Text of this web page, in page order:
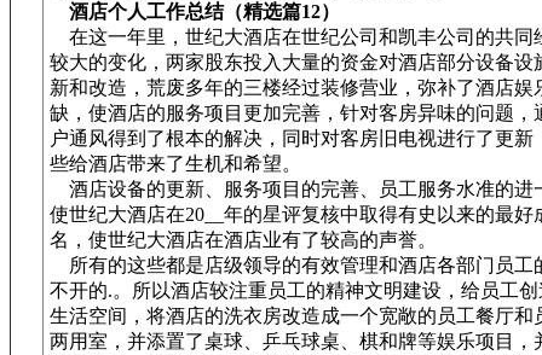
酒店个人工作总结（精选篇12）
在这一年里，世纪大酒店在世纪公司和凯丰公司的共同
较大的变化，两家股东投入大量的资金对酒店部分设备设
新和改造，荒废多年的三楼经过装修营业，弥补了酒店娱
缺，使酒店的服务项目更加完善，针对客房异味的问题，
户通风得到了根本的解决，同时对客房旧电视进行了更新
些给酒店带来了生机和希望。
酒店设备的更新、服务项目的完善、员工服务水准的进
使世纪大酒店在20__年的星评复核中取得有史以来的最好
名，使世纪大酒店在酒店业有了较高的声誉。
所有的这些都是店级领导的有效管理和酒店各部门员工
不开的.。所以酒店较注重员工的精神文明建设，给员工
生活空间，将酒店的洗衣房改造成一个宽敞的员工餐厅和
两用室，并添置了桌球、乒乓球桌、棋和牌等娱乐项目，